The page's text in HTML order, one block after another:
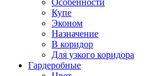
Особенности
Купе
Эконом
Назначение
В коридор
Для узкого коридора
Гардеробные